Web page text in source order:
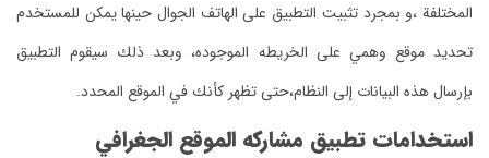
المختلفة ،و بمجرد تثبيت التطبيق على الهاتف الجوال حينها يمكن للمستخدم
تحديد موقع وهمي على الخريطه الموجوده، وبعد ذلك سيقوم التطبيق
بإرسال هذه البيانات إلى النظام،حتى تظهر كأنك في الموقع المحدد.
استخدامات تطبيق مشاركه الموقع الجغرافي